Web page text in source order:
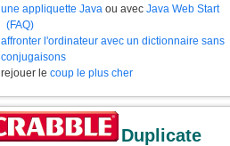
une appliquette Java ou avec Java Web Start
(FAQ)
affronter l'ordinateur avec un dictionnaire sans
conjugaisons
rejouer le coup le plus cher
Duplicate